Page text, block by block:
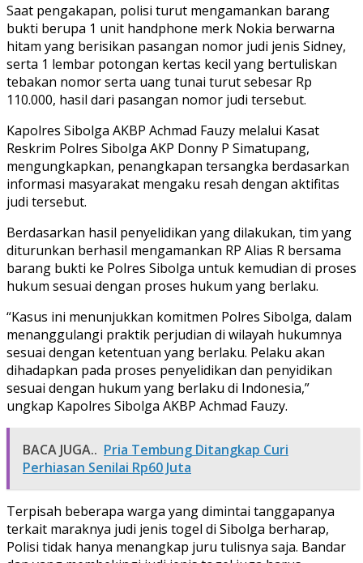
Saat pengakapan, polisi turut mengamankan barang
bukti berupa 1 unit handphone merk Nokia berwarna
hitam yang berisikan pasangan nomor judi jenis Sidney,
serta 1 lembar potongan kertas kecil yang bertuliskan
tebakan nomor serta uang tunai turut sebesar Rp
110.000, hasil dari pasangan nomor judi tersebut.
Kapolres Sibolga AKBP Achmad Fauzy melalui Kasat
Reskrim Polres Sibolga AKP Donny P Simatupang,
mengungkapkan, penangkapan tersangka berdasarkan
informasi masyarakat mengaku resah dengan aktifitas
judi tersebut.
Berdasarkan hasil penyelidikan yang dilakukan, tim yang
diturunkan berhasil mengamankan RP Alias R bersama
barang bukti ke Polres Sibolga untuk kemudian di proses
hukum sesuai dengan proses hukum yang berlaku.
“Kasus ini menunjukkan komitmen Polres Sibolga, dalam
menanggulangi praktik perjudian di wilayah hukumnya
sesuai dengan ketentuan yang berlaku. Pelaku akan
dihadapkan pada proses penyelidikan dan penyidikan
sesuai dengan hukum yang berlaku di Indonesia,”
ungkap Kapolres Sibolga AKBP Achmad Fauzy.
BACA JUGA.. Pria Tembung Ditangkap Curi
Perhiasan Senilai Rp60 Juta
Terpisah beberapa warga yang dimintai tanggapanya
terkait maraknya judi jenis togel di Sibolga berharap,
Polisi tidak hanya menangkap juru tulisnya saja. Bandar